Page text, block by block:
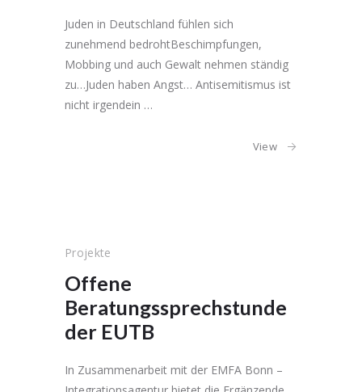
Juden in Deutschland fühlen sich
zunehmend bedrohtBeschimpfungen,
Mobbing und auch Gewalt nehmen ständig
zu…Juden haben Angst… Antisemitismus ist
nicht irgendein …
View
Projekte
Offene
Beratungssprechstunde
der EUTB
In Zusammenarbeit mit der EMFA Bonn –